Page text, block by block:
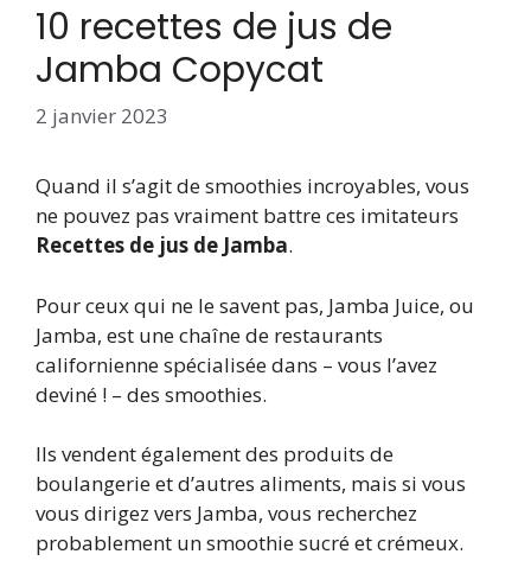
10 recettes de jus de
Jamba Copycat
2 janvier 2023
Quand il s’agit de smoothies incroyables, vous
ne pouvez pas vraiment battre ces imitateurs
Recettes de jus de Jamba.
Pour ceux qui ne le savent pas, Jamba Juice, ou
Jamba, est une chaîne de restaurants
californienne spécialisée dans – vous l’avez
deviné ! – des smoothies.
Ils vendent également des produits de
boulangerie et d’autres aliments, mais si vous
vous dirigez vers Jamba, vous recherchez
probablement un smoothie sucré et crémeux.